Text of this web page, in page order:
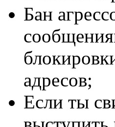
Бан
адресов;
Если ты